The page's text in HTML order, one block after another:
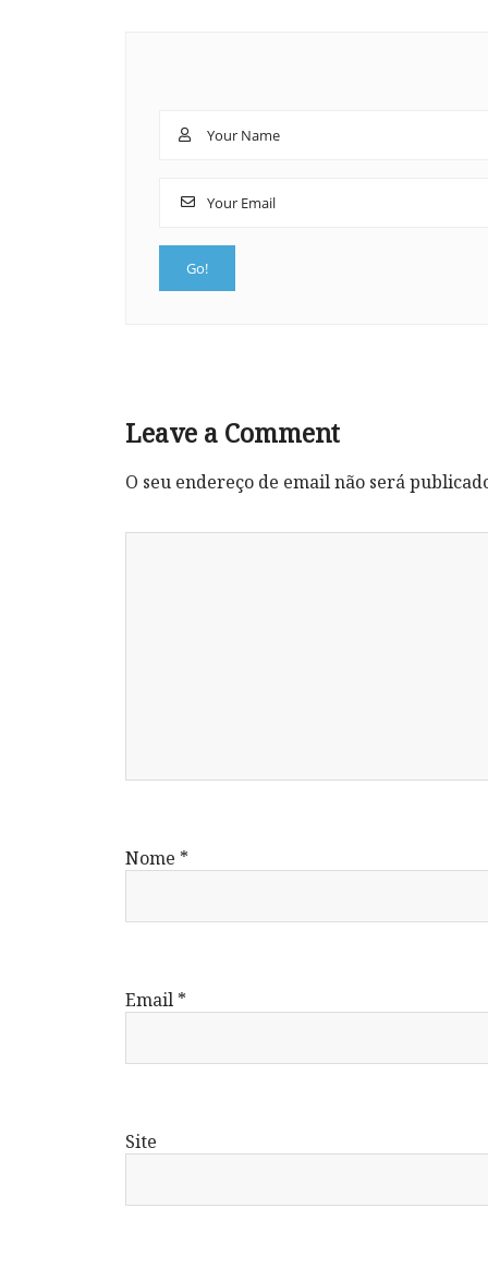
Leave a Comment
O seu endereço de email não será
Nome *
Email *
Site